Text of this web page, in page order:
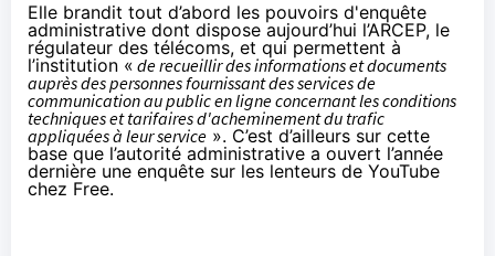
Elle brandit tout d’abord les pouvoirs d'enquête
administrative dont dispose aujourd’hui l’ARCEP, le
régulateur des télécoms, et qui permettent à
l’institution « de recueillir des informations et documents
auprès des personnes fournissant des services de
communication au public en ligne concernant les conditions
techniques et tarifaires d'acheminement du trafic
appliquées à leur service ». C’est d’ailleurs sur cette
base que l’autorité administrative a ouvert l’année
dernière une enquête sur les lenteurs de YouTube
chez Free.